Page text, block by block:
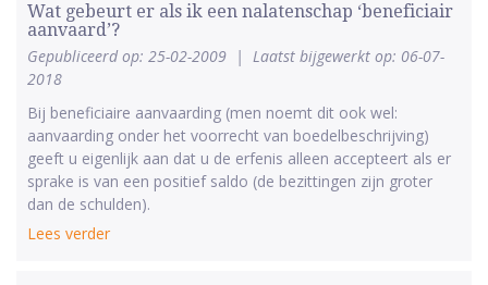
Wat gebeurt er als ik een nalatenschap ‘beneficiair
aanvaard’?
Gepubliceerd op: 25-02-2009 | Laatst bijgewerkt op: 06-07-
2018
Bij beneficiaire aanvaarding (men noemt dit ook wel:
aanvaarding onder het voorrecht van boedelbeschrijving)
geeft u eigenlijk aan dat u de erfenis alleen accepteert als er
sprake is van een positief saldo (de bezittingen zijn groter
dan de schulden).
Lees verder